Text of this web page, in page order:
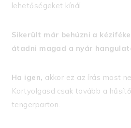
lehetőségeket kínál.
Sikerült már behúzni a
átadni magad a nyár
Ha igen, akkor ez az írás most
Kortyolgasd csak tovább a
tengerparton.